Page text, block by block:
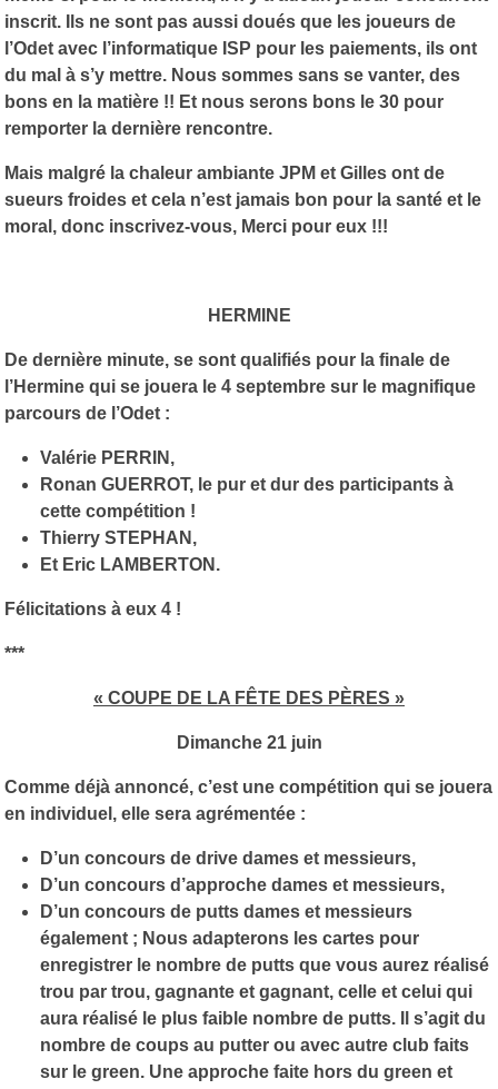
inscrit. Ils ne sont pas aussi doués que les joueurs de
l’Odet avec l’informatique ISP pour les paiements, ils ont
du mal à s’y mettre. Nous sommes sans se vanter, des
bons en la matière !! Et nous serons bons le 30 pour
remporter la dernière rencontre.
Mais malgré la chaleur ambiante JPM et Gilles ont de
sueurs froides et cela n’est jamais bon pour la santé et le
moral, donc inscrivez-vous, Merci pour eux !!!
HERMINE
De dernière minute, se sont qualifiés pour la finale de
l’Hermine qui se jouera le 4 septembre sur le magnifique
parcours de l’Odet :
Valérie PERRIN,
Ronan GUERROT, le pur et dur des participants à
cette compétition !
Thierry STEPHAN,
Et Eric LAMBERTON.
Félicitations à eux 4 !
***
« COUPE DE LA FÊTE DES PÈRES »
Dimanche 21 juin
Comme déjà annoncé, c’est une compétition qui se jouera
en individuel, elle sera agrémentée :
D’un concours de drive dames et messieurs,
D’un concours d’approche dames et messieurs,
D’un concours de putts dames et messieurs
également ; Nous adapterons les cartes pour
enregistrer le nombre de putts que vous aurez réalisé
trou par trou, gagnante et gagnant, celle et celui qui
aura réalisé le plus faible nombre de putts. Il s’agit du
nombre de coups au putter ou avec autre club faits
sur le green. Une approche faite hors du green et